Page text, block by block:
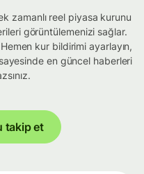
zamanlı reel piyasa kurunu
görüntülemenizi sağlar.
kur bildirimi ayarlayın,
en güncel haberleri
takip et